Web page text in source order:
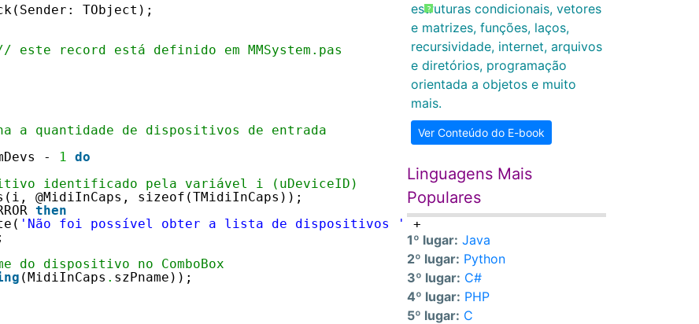
?
TObject);
este record está definido em MMSystem.pas
a quantidade de dispositivos de entrada
- 1 do
identificado pela variável i (uDeviceID)
@MidiInCaps, sizeof(TMidiInCaps));
then
'Não foi possível obter a lista de dispositivos '
+
do dispositivo no ComboBox
(MidiInCaps . szPname));
estruturas condicionais, vetores
e matrizes, funções, laços,
recursividade, internet, arquivos
e diretórios, programação
orientada a objetos e muito
mais.
Ver Conteúdo do E-book
Linguagens Mais
Populares
1º lugar: Java
2º lugar: Python
3º lugar: C#
4º lugar: PHP
5º lugar: C